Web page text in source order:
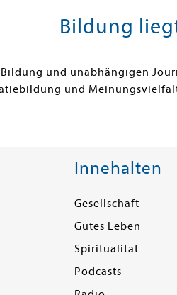
Bildung
und unabhängigen
und
Innehalten
Gesellschaft
Gutes Leben
Spiritualität
Podcasts